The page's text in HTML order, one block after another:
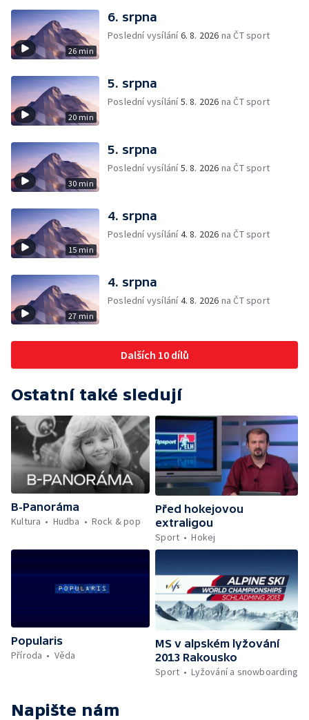
26 min
6. srpna
Poslední vysílání6. 8. 2026 na ČT sport
20 min
5. srpna
Poslední vysílání5. 8. 2026 na ČT sport
30 min
5. srpna
Poslední vysílání5. 8. 2026 na ČT sport
15 min
4. srpna
Poslední vysílání4. 8. 2026 na ČT sport
27 min
4. srpna
Poslední vysílání4. 8. 2026 na ČT sport
Dalších 10 dílů
Ostatní také sledují
B-Panoráma
Kultura
Hudba Rock & pop
Před hokejovou
extraligou
Sport
Hokej
Popularis
Příroda
Věda
MS v alpském lyžování
2013 Rakousko
Sport
Lyžování a snowboarding
Napište nám